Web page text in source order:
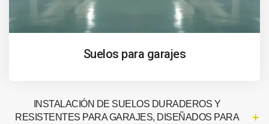
Suelos para garajes
INSTALACIÓN DE SUELOS DURADEROS Y
RESISTENTES PARA GARAJES, DISEÑADOS PARA